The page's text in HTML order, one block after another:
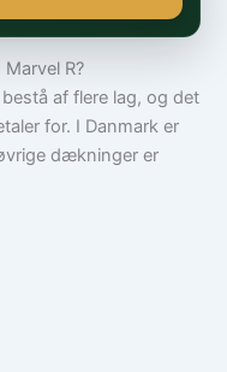
R?
af flere lag, og det
for. I Danmark er
dækninger er